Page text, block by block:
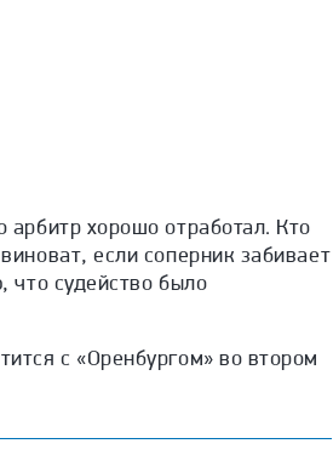
хорошо отработал. Кто
если соперник забивает
что судейство было
с «Оренбургом» во втором